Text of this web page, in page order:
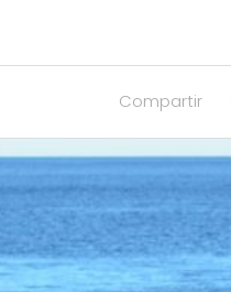
Compartir